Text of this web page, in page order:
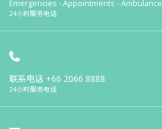
Emergencies - Appointments - Ambulance
24小时服务电话
联系电话 +66 2066 8888
24小时服务电话